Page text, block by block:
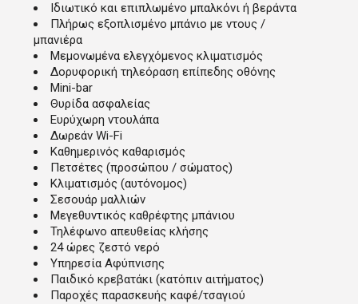
Ιδιωτικό και επιπλωμένο μπαλκόνι ή βεράντα
Πλήρως εξοπλισμένο μπάνιο με ντους /
μπανιέρα
Μεμονωμένα ελεγχόμενος κλιματισμός
Δορυφορική τηλεόραση επίπεδης οθόνης
Mini-bar
Θυρίδα ασφαλείας
Ευρύχωρη ντουλάπα
Δωρεάν Wi-Fi
Καθημερινός καθαρισμός
Πετσέτες (προσώπου / σώματος)
Κλιματισμός (αυτόνομος)
Σεσουάρ μαλλιών
Μεγεθυντικός καθρέφτης μπάνιου
Τηλέφωνο απευθείας κλήσης
24 ώρες ζεστό νερό
Υπηρεσία Αφύπνισης
Παιδικό κρεβατάκι (κατόπιν αιτήματος)
Παροχές παρασκευής καφέ/τσαγιού